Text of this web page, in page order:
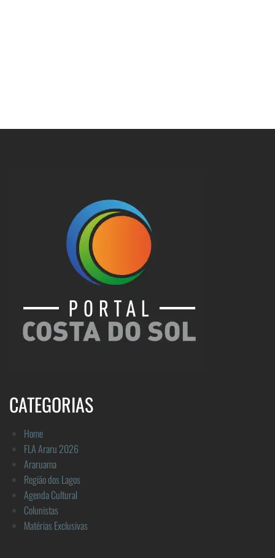
CATEGORIAS
Home
FLA Araru 2026
Araruama
Região dos Lagos
Agenda Cultural
Colunistas
Matérias Exclusivas